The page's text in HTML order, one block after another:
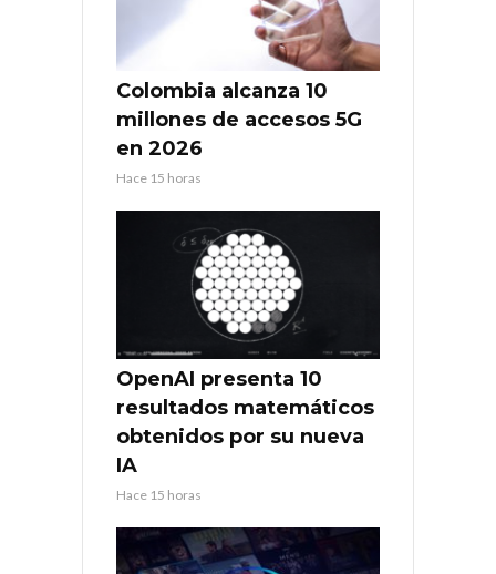
Colombia alcanza 10
millones de accesos 5G
en 2026
Hace 15 horas
OpenAI presenta 10
resultados matemáticos
obtenidos por su nueva
IA
Hace 15 horas